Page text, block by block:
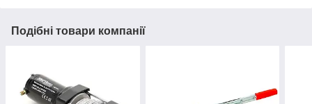
Подібні товари компанії